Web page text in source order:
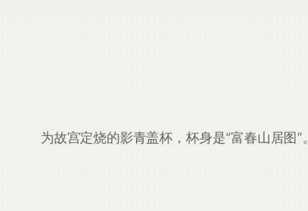
为故宫定烧的影青盖杯，杯身是“富春山居图”。